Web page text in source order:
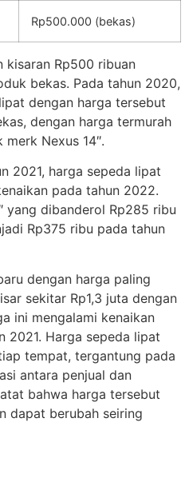
Rp500.000 (bekas)
kisaran Rp500 ribuan
bekas. Pada tahun 2020,
dengan harga tersebut
dengan harga termurah
Nexus 14″.
2021, harga sepeda lipat
pada tahun 2022.
yang dibanderol Rp285 ribu
Rp375 ribu pada tahun
dengan harga paling
sekitar Rp1,3 juta dengan
ini mengalami kenaikan
2021. Harga sepeda lipat
tempat, tergantung pada
antara penjual dan
bahwa harga tersebut
dapat berubah seiring